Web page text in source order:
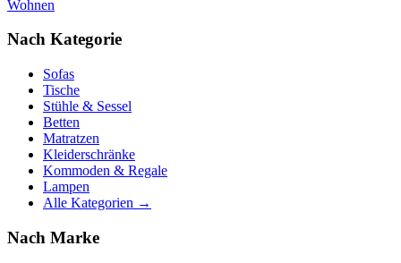
Wohnen
Nach Kategorie
Sofas
Tische
Stühle & Sessel
Betten
Matratzen
Kleiderschränke
Kommoden & Regale
Lampen
Alle Kategorien →
Nach Marke